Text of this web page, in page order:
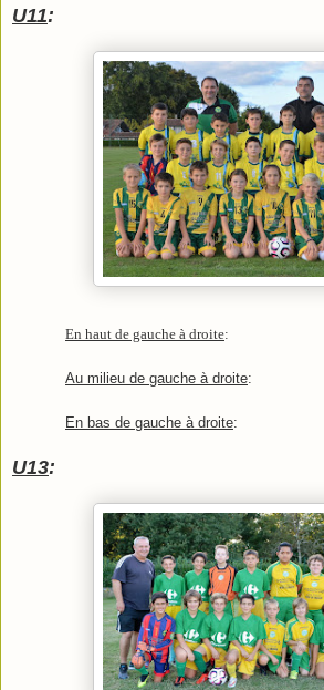
U11:
En haut de gauche à droite:
Au milieu de gauche à droite:
En bas de gauche à droite:
U13: